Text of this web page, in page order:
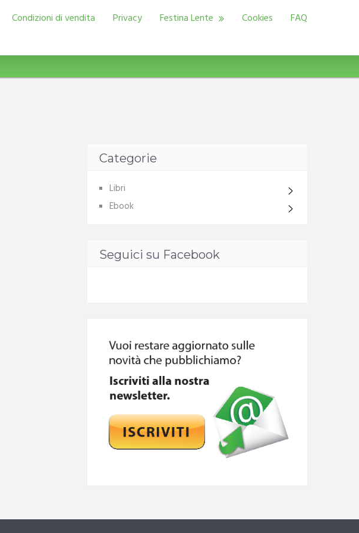
Condizioni di vendita Privacy Festina Lente Cookies FAQ
Categorie
Libri
Ebook
Seguici su Facebook